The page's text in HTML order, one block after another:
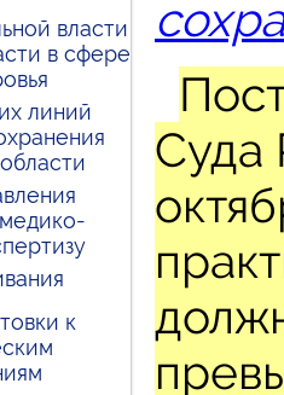
власти
в сфере
линий
к
Суда